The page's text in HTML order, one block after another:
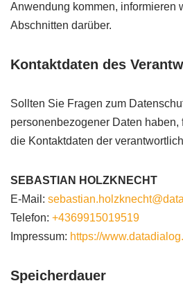
Anwendung kommen, informieren
Abschnitten darüber.
Kontaktdaten des
Sollten Sie Fragen zum
personenbezogener Daten
die Kontaktdaten der
SEBASTIAN HOLZKNECHT
E-Mail:
Telefon: +4369915019519
Impressum: https://
Speicherdauer